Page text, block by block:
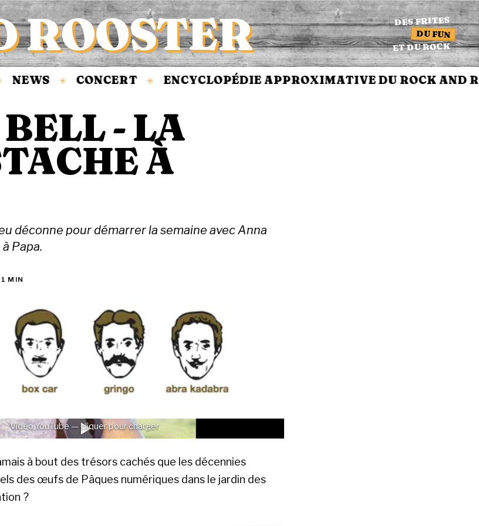
ROOSTER DES FRITES
DU FUN
ET DU ROCK
NEWS CONCERT ✳ ENCYCLOPÉDIE APPROXIMATIVE DU ROCK AND
- LA
À
déconne pour démarrer la semaine avec Anna
Papa.
1 MIN
Vidéo YouTube — cliquer pour charger
à bout des trésors cachés que les décennies
des œufs de Pâques numériques dans le jardin des
?